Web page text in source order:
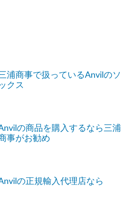
三浦商事で扱っているAnvilのソ
ックス
の商品を購入するなら三浦
事がお勧め
の正規輸入代理店なら